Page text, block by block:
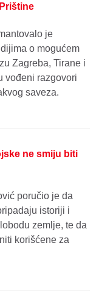
je
o mogućem
Zagreba, Tirane i
vođeni razgovori
saveza.
ne smiju biti
poručio je da
istoriji i
zemlje, te da
korišćene za